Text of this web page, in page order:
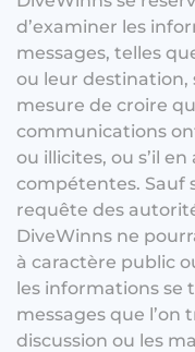
d’examiner les
messages, telles
ou leur destination,
mesure de croire
communications
ou illicites, ou s’il
compétentes. Sauf
requête des
DiveWinns ne
à caractère public
les informations se
messages que l’on
discussion ou les